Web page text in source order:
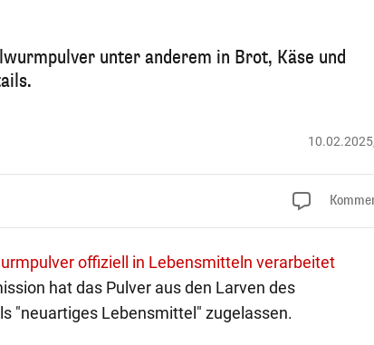
unter anderem in Brot, Käse und
offiziell in Lebensmitteln verarbeitet
hat das Pulver aus den Larven des
"neuartiges Lebensmittel" zugelassen.